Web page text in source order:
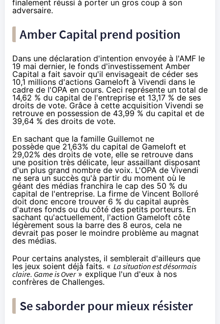
finalement réussi à porter un gros coup à son
adversaire.
Amber Capital prend position
Dans une déclaration d'intention envoyée à l'AMF le
19 mai dernier, le fonds d'investissement Amber
Capital a fait savoir qu'il envisageait de céder ses
10,1 millions d'actions Gameloft à Vivendi dans le
cadre de l'OPA en cours. Ceci représente un total de
14,62 % du capital de l'entreprise et 13,17 % de ses
droits de vote. Grâce à cette acquisition Vivendi se
retrouve en possession de 43,99 % du capital et de
39,64 % des droits de vote.
En sachant que la famille Guillemot ne
possède que 21,63% du capital de Gameloft et
29,02% des droits de vote, elle se retrouve dans
une position très délicate, leur assaillant disposant
d'un plus grand nombre de voix. L'OPA de Vivendi
ne sera un succès qu'à partir du moment où le
géant des médias franchira le cap des 50 % du
capital de l'entreprise. La firme de Vincent Bolloré
doit donc encore trouver 6 % du capital auprès
d'autres fonds ou du côté des petits porteurs. En
sachant qu'actuellement, l'action Gameloft côte
légèrement sous la barre des 8 euros, cela ne
devrait pas poser le moindre problème au magnat
des médias.
Pour certains analystes, il semblerait d'ailleurs que
les jeux soient déjà faits. « La situation est désormais
claire. Game is Over» explique l'un d'eux à nos
confrères de Challenges.
Se saborder pour mieux résister